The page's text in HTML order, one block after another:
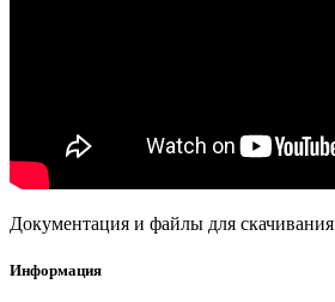
Документация и файлы для скачивания
Информация